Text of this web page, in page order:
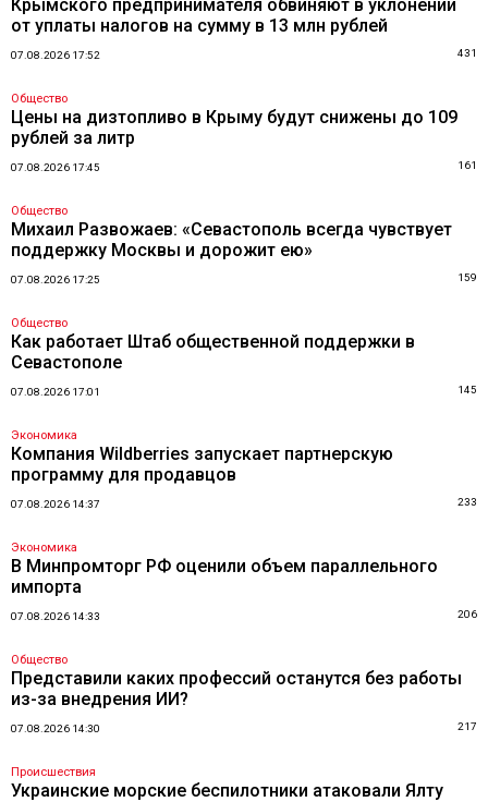
Крымского предпринимателя обвиняют в уклонении
от уплаты налогов на сумму в 13 млн рублей
07.08.2026 17:52 431
Общество
Цены на дизтопливо в Крыму будут снижены до 109
рублей за литр
07.08.2026 17:45 161
Общество
Михаил Развожаев: «Севастополь всегда чувствует
поддержку Москвы и дорожит ею»
07.08.2026 17:25 159
Общество
Как работает Штаб общественной поддержки в
Севастополе
07.08.2026 17:01 145
Экономика
Компания Wildberries запускает партнерскую
программу для продавцов
07.08.2026 14:37 233
Экономика
В Минпромторг РФ оценили объем параллельного
импорта
07.08.2026 14:33 206
Общество
Представили каких профессий останутся без работы
из-за внедрения ИИ?
07.08.2026 14:30 217
Происшествия
Украинские морские беспилотники атаковали Ялту